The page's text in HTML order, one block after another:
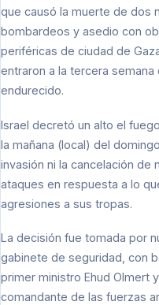
que causó la muerte de dos
bombardeos y asedio con
periféricas de ciudad de
entraron a la tercera
endurecido.
Israel decretó un alto el
la mañana (local) del
invasión ni la cancelación de
ataques en respuesta a lo
agresiones a sus tropas.
La decisión fue tomada por
gabinete de seguridad, con
primer ministro Ehud Olmert
comandante de las fuerzas